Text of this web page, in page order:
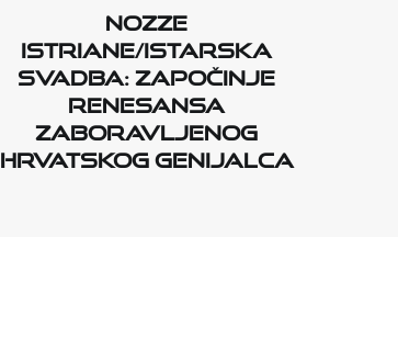
Nozze
istriane/Istarska
svadba: Započinje
renesansa
zaboravljenog
hrvatskog genijalca